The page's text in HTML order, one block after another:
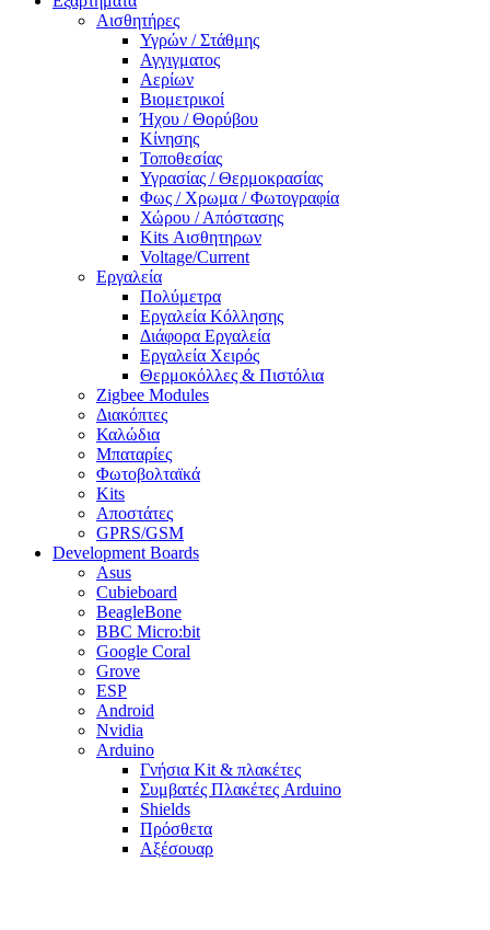
Αισθητήρες
Υγρών / Στάθμης
Αγγιγματος
Αερίων
Βιομετρικοί
Ήχου / Θορύβου
Κίνησης
Τοποθεσίας
Υγρασίας / Θερμοκρασίας
Φως / Χρωμα / Φωτογραφία
Χώρου / Απόστασης
Kits Αισθητηρων
Voltage/Current
Εργαλεία
Πολύμετρα
Εργαλεία Κόλλησης
Διάφορα Εργαλεία
Εργαλεία Χειρός
Θερμοκόλλες & Πιστόλια
Zigbee Modules
Διακόπτες
Καλώδια
Μπαταρίες
Φωτοβολταϊκά
Kits
Αποστάτες
GPRS/GSM
Development Boards
Asus
Cubieboard
BeagleBone
BBC Micro:bit
Google Coral
Grove
ESP
Android
Nvidia
Arduino
Γνήσια Kit & πλακέτες
Συμβατές Πλακέτες Arduino
Shields
Πρόσθετα
Αξέσουαρ